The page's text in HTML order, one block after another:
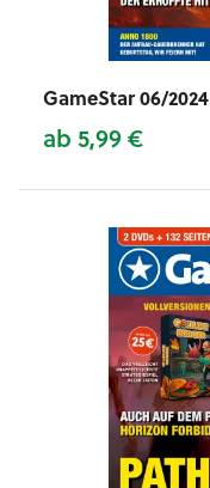
GameStar 06/2024
ab 5,99 €